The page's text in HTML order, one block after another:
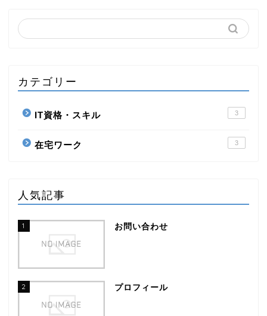
カテゴリー
IT資格・スキル 3
在宅ワーク 3
人気記事
1 お問い合わせ
2 プロフィール